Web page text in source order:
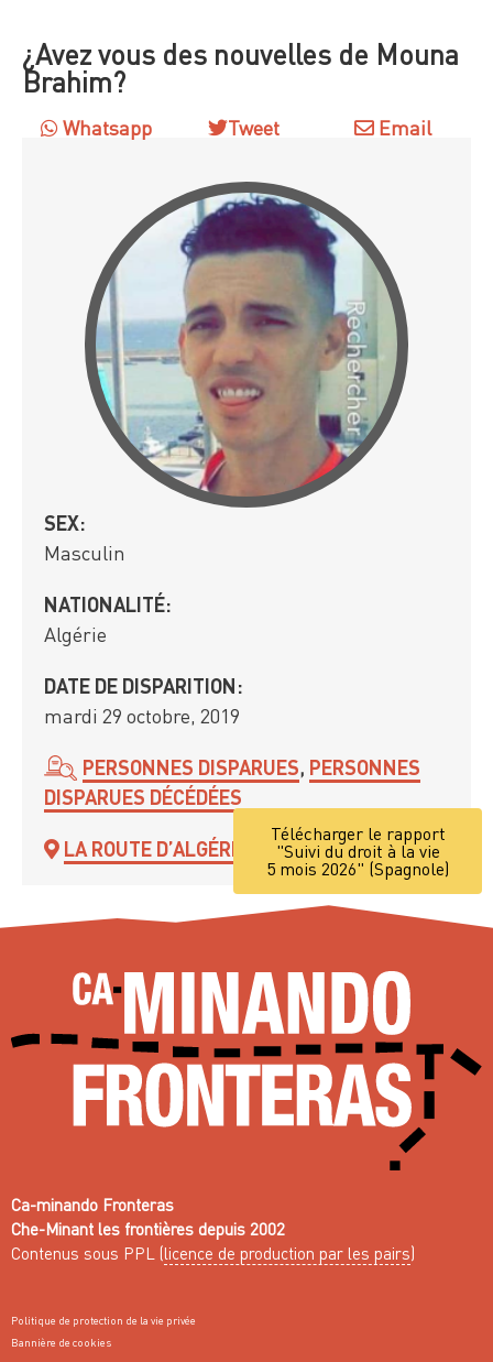
¿Avez vous des nouvelles de Mouna
Brahim?
Whatsapp Tweet Email
SEX:
Masculin
NATIONALITÉ:
Algérie
DATE DE DISPARITION:
mardi 29 octobre, 2019
PERSONNES DISPARUES, PERSONNES
DISPARUES DÉCÉDÉES
LA ROUTE D’ALGÉRIE
Télécharger le rapport
"Suivi du droit à la vie
5 mois 2026" (Spagnole)
Ca-minando Fronteras
Che-Minant les frontières depuis 2002
Contenus sous PPL (licence de production par les pairs)
Politique de protection de la vie privée
Bannière de cookies